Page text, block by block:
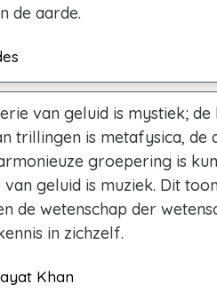
de aarde.
van geluid is mystiek;
trillingen is metafysica, de
groepering is
geluid is muziek. Dit
de wetenschap der
in zichzelf.
Khan